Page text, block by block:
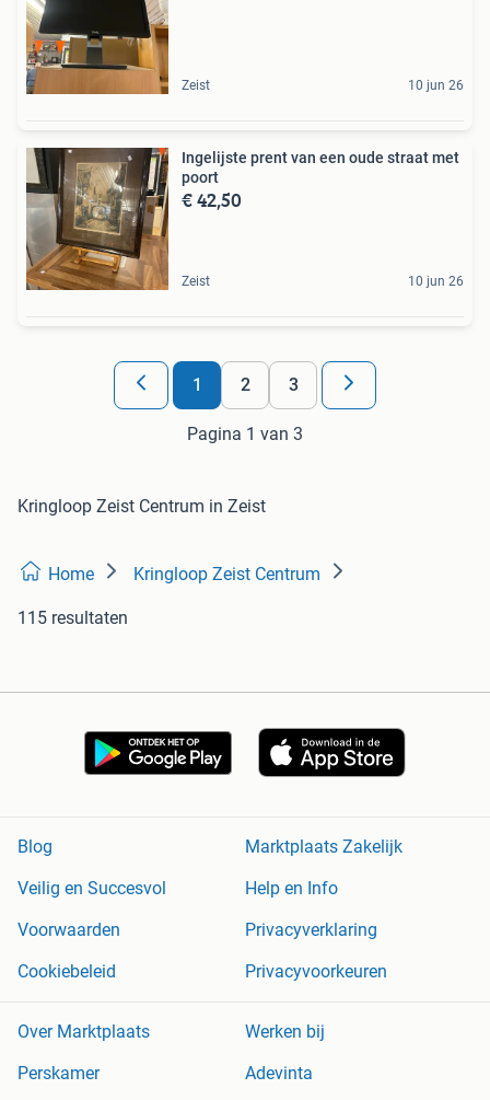
Zeist 10 jun 26
Ingelijste prent van een oude straat met
poort
€ 42,50
Zeist 10 jun 26
1 2 3
Pagina 1 van 3
Kringloop Zeist Centrum in Zeist
Home Kringloop Zeist Centrum
115 resultaten
Blog
Marktplaats Zakelijk
Veilig en Succesvol
Help en Info
Voorwaarden
Privacyverklaring
Cookiebeleid
Privacyvoorkeuren
Over Marktplaats
Werken bij
Perskamer
Adevinta